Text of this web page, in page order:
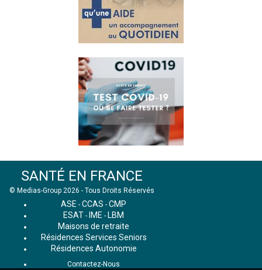
SANTÉ EN FRANCE
© Medias-Group 2026 - Tous Droits Réservés
ASE - CCAS - CMP
ESAT - IME - LBM
Maisons de retraite
Résidences Services Seniors
Résidences Autonomie
Contactez-Nous